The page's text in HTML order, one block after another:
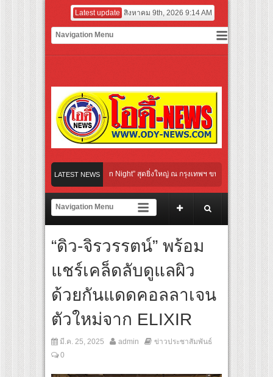
Latest update สิงหาคม 9th, 2026 9:14 AM
LATEST NEWS
Communication Night” สุดยิ่งใหญ่ ณ กรุงเทพฯ ขนทัพศิลปินชั้นนำ พร้อมกาล่าไนท์
โรบิกสุดมันส์ ในกิจกรรม “EM-ROBIC DANCE FOR MOM @BENCHASIRI PARK
ห่งปีจาก NUUI Starathon 8.8 “บอส-โนอึล” เปิดประเดิมเคะ-เมะ สุดเซอร์ไพร้ส์วันแ
ใหม่ในวงการการศึกษา เปิดตัว “SCA PLUS” แพลตฟอร์มการเรียนรู้ “Creative Arts
อดการลงทุนในธุรกิจการศึกษากว่า 100 ล้านบาท
ทางจาการ์ตา-กรุงเทพฯ เสริม Air Connectivity ดึงนักท่องเที่ยวคุณภาพจากอินโดนีเซี
Communication Night” สุดยิ่งใหญ่ ณ กรุงเทพฯ ขนทัพศิลปินชั้นนำ พร้อมกาล่าไนท์
“ดิว-จิรวรรตน์” พร้อม
แชร์เคล็ดลับดูแลผิว
ด้วยกันแดดคอลลาเจน
ตัวใหม่จาก ELIXIR
มี.ค. 25, 2025 admin
ข่าวประชาสัมพันธ์
0